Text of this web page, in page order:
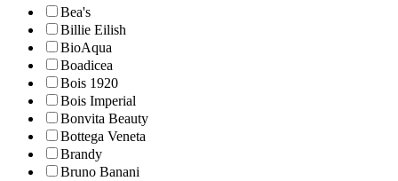
Bea's
Billie Eilish
BioAqua
Boadicea
Bois 1920
Bois Imperial
Bonvita Beauty
Bottega Veneta
Brandy
Bruno Banani